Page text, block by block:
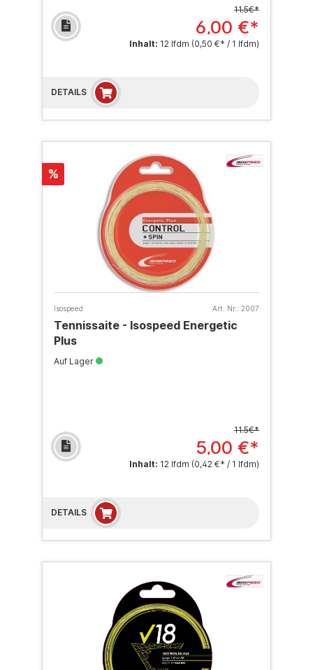
11.5€*
6,00 €*
Inhalt: 12 lfdm (0,50 €* / 1 lfdm)
DETAILS
%
Isospeed Art. Nr.: 2007
Tennissaite - Isospeed Energetic
Plus
Auf Lager
11.5€*
5,00 €*
Inhalt: 12 lfdm (0,42 €* / 1 lfdm)
DETAILS